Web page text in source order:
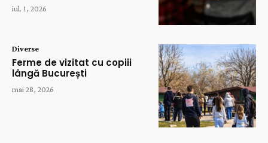
iul. 1, 2026
Diverse
Ferme de vizitat cu copiii
lângă București
mai 28, 2026